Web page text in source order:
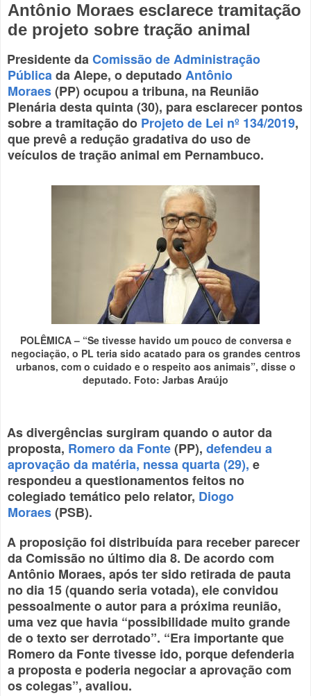
Antônio Moraes esclarece tramitação
de projeto sobre tração animal
Presidente daComissão de Administração
Públicada Alepe, o deputadoAntônio
Moraes(PP) ocupou a tribuna, na Reunião
Plenária desta quinta (30), para esclarecer pontos
sobre a tramitação do Projeto de Lei nº 134/2019,
que prevê a redução gradativa do uso de
veículos de tração animal em Pernambuco.
POLÊMICA– “Se tivesse havido um pouco de conversa e
negociação, o PL teria sido acatado para os grandes centros
urbanos, com o cuidado e o respeito aos animais”, disse o
deputado. Foto: Jarbas Araújo
As divergências surgiram quando o autor da
proposta, Romero da Fonte(PP), defendeu a
aprovação da matéria, nessa quarta (29), e
respondeu a questionamentos feitos no
colegiado temático pelo relator, Diogo
Moraes(PSB).
A proposição foi distribuída para receber parecer
da Comissão no último dia 8. De acordo com
Antônio Moraes, após ter sido retirada de pauta
no dia 15 (quando seria votada), ele convidou
pessoalmente o autor para a próxima reunião,
uma vez que havia “possibilidade muito grande
de o texto ser derrotado”. “Era importante que
Romero da Fonte tivesse ido, porque defenderia
a proposta e poderia negociar a aprovação com
os colegas”, avaliou.